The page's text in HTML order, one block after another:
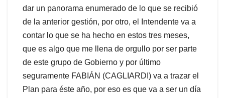
dar un panorama enumerado de lo que se recibió
de la anterior gestión, por otro, el Intendente va a
contar lo que se ha hecho en estos tres meses,
que es algo que me llena de orgullo por ser parte
de este grupo de Gobierno y por último
seguramente FABIÁN (CAGLIARDI) va a trazar el
Plan para éste año, por eso es que va a ser un día